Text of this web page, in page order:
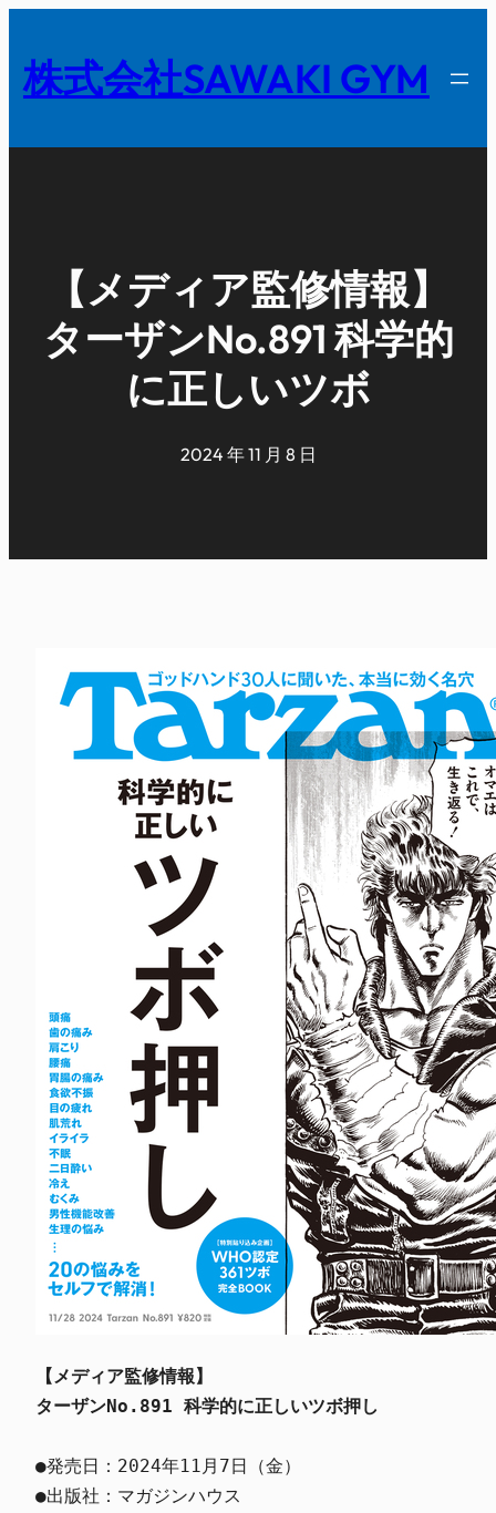
を
キ
株式会社SAWAKI GYM
【メディア監修情報】
ターザンNo.891 科学的
に正しいツボ
2024 年 11 月 8 日
【メディア監修情報】
ターザンNo.891 科学的に正しいツボ押し
●発売日：2024年11月7日（金）
●出版社：マガジンハウス